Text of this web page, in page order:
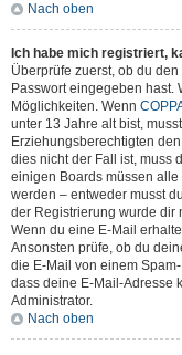
Nach oben
Ich habe mich registriert,
Überprüfe zuerst, ob du
Passwort eingegeben hast.
Möglichkeiten. Wenn
unter 13 Jahre alt bist,
Erziehungsberechtigten
dies nicht der Fall ist, muss
einigen Boards müssen
werden – entweder musst
der Registrierung wurde dir
Wenn du eine E-Mail
Ansonsten prüfe, ob du
die E-Mail von einem
dass deine E-Mail-Adresse
Administrator.
Nach oben